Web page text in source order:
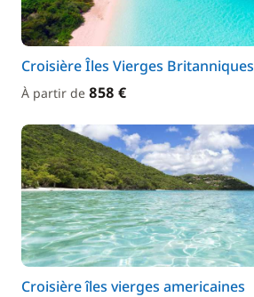
Croisière Îles Vierges Britanniques
À partir de 858 €
Croisière îles vierges americaines